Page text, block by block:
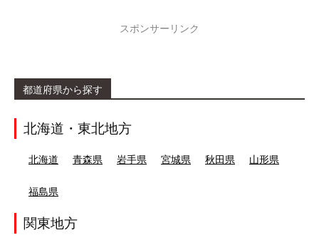
スポンサーリンク
都道府県から探す
北海道・東北地方
北海道 青森県 岩手県 宮城県 秋田県 山形県
福島県
関東地方